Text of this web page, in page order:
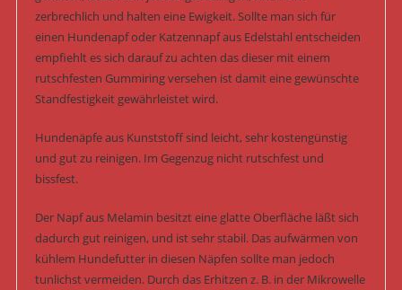
zerbrechlich und halten eine Ewigkeit. Sollte man sich für
einen Hundenapf oder Katzennapf aus Edelstahl entscheiden
empfiehlt es sich darauf zu achten das dieser mit einem
rutschfesten Gummiring versehen ist damit eine gewünschte
Standfestigkeit gewährleistet wird.
Hundenäpfe aus Kunststoff sind leicht, sehr kostengünstig
und gut zu reinigen. Im Gegenzug nicht rutschfest und
bissfest.
Der Napf aus Melamin besitzt eine glatte Oberfläche läßt sich
dadurch gut reinigen, und ist sehr stabil. Das aufwärmen von
kühlem Hundefutter in diesen Näpfen sollte man jedoch
tunlichst vermeiden. Durch das Erhitzen z. B. in der Mikrowelle